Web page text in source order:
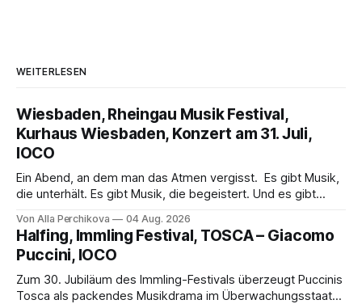
WEITERLESEN
Wiesbaden, Rheingau Musik Festival,
Kurhaus Wiesbaden, Konzert am 31. Juli,
IOCO
Ein Abend, an dem man das Atmen vergisst. Es gibt Musik,
die unterhält. Es gibt Musik, die begeistert. Und es gibt
Genau so war der Abend im Kurhaus Wiesbaden, an dem
Johannes Brahms’ Erstes Klavierkonzert d-Moll op. 15 mit
Daniil
Von Alla Perchikova 04 Aug. 2026
Halfing, Immling Festival, TOSCA – Giacomo
Puccini, IOCO
Zum 30. Jubiläum des Immling-Festivals überzeugt Puccinis
Tosca als packendes Musikdrama im Überwachungsstaat